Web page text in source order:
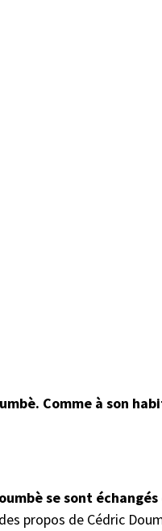
Comme à son
se sont
propos de Cédric